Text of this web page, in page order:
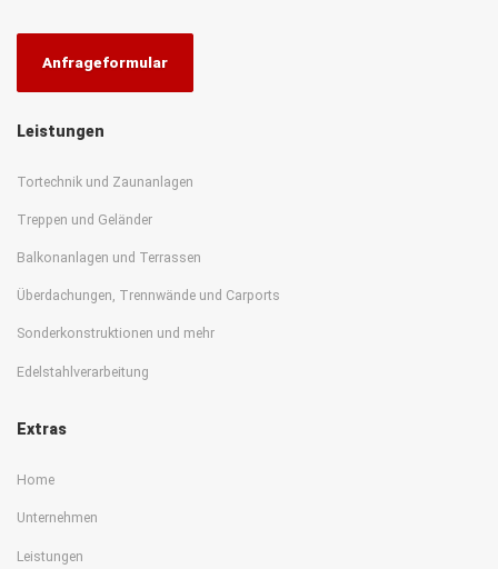
Anfrageformular
Leistungen
Tortechnik und Zaunanlagen
Treppen und Geländer
Balkonanlagen und Terrassen
Überdachungen, Trennwände und Carports
Sonderkonstruktionen und mehr
Edelstahlverarbeitung
Extras
Home
Unternehmen
Leistungen